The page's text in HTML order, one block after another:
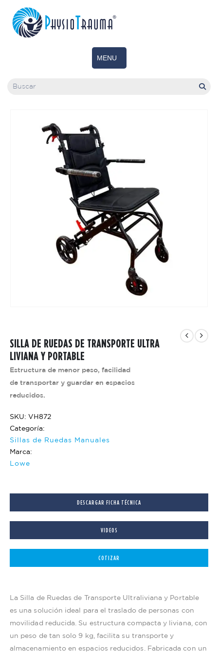
SILLA DE RUEDAS DE TRANSPORTE ULTRA
LIVIANA Y PORTABLE
Estructura de menor peso, facilidad
de transportar y guardar en espacios
reducidos.
SKU: VH872
Categoría:
Sillas de Ruedas Manuales
Marca:
Lowe
DESCARGAR FICHA TÉCNICA
VIDEOS
COTIZAR
La Silla de Ruedas de Transporte Ultraliviana y Portable
es una solución ideal para el traslado de personas con
movilidad reducida. Su estructura compacta y liviana, con
un peso de tan solo 9 kg, facilita su transporte y
almacenamiento en espacios reducidos. Fabricada con un